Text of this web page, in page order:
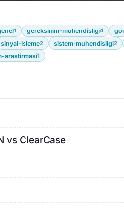
1 gereksinim-muhendisligi4
sinyal-isleme2 sistem-muhendisligi2
arastirmasi1
vs ClearCase